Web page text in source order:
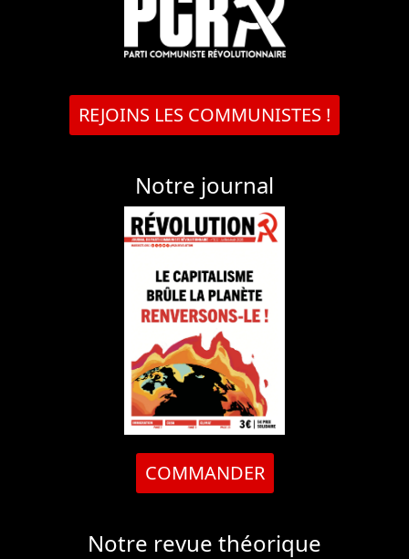
REJOINS LES COMMUNISTES !
Notre journal
COMMANDER
Notre revue théorique